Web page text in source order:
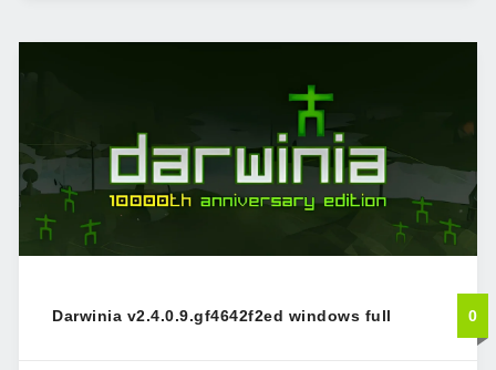
Darwinia v2.4.0.9.gf4642f2ed windows full 0